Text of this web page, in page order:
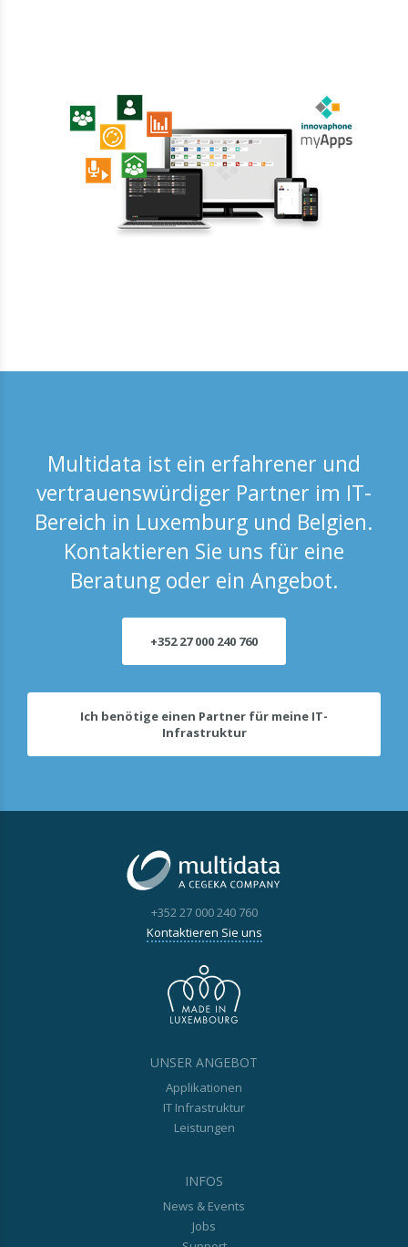
Multidata ist ein erfahrener und
vertrauenswürdiger Partner im IT-
Bereich in Luxemburg und Belgien.
Kontaktieren Sie uns für eine
Beratung oder ein Angebot.
+352 27 000 240 760
Ich benötige einen Partner für meine IT-
Infrastruktur
+352 27 000 240 760
Kontaktieren Sie uns
UNSER ANGEBOT
Applikationen
IT Infrastruktur
Leistungen
INFOS
News & Events
Jobs